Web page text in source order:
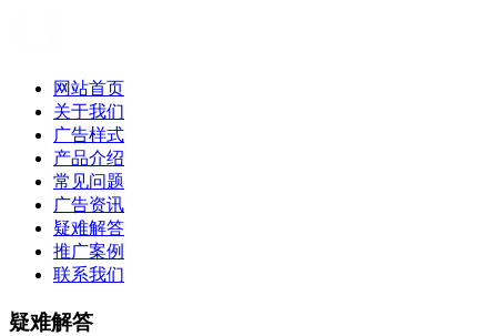
网站首页
关于我们
广告样式
产品介绍
常见问题
广告资讯
疑难解答
推广案例
联系我们
疑难解答